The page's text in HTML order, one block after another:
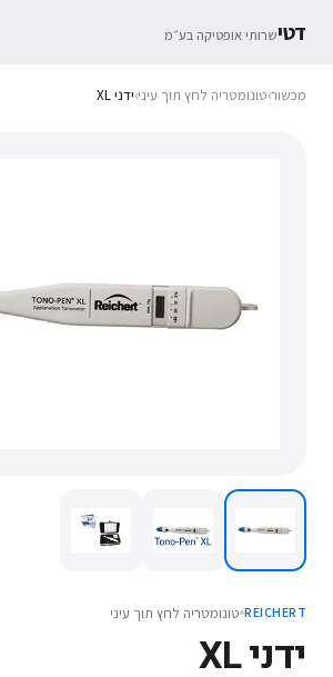
דטישרותי אופטיקה בע״מ
מכשור›טונומטריה לחץ תוך עיני›ידני XL
REICHERT טונומטריה לחץ תוך עיני
ידני XL